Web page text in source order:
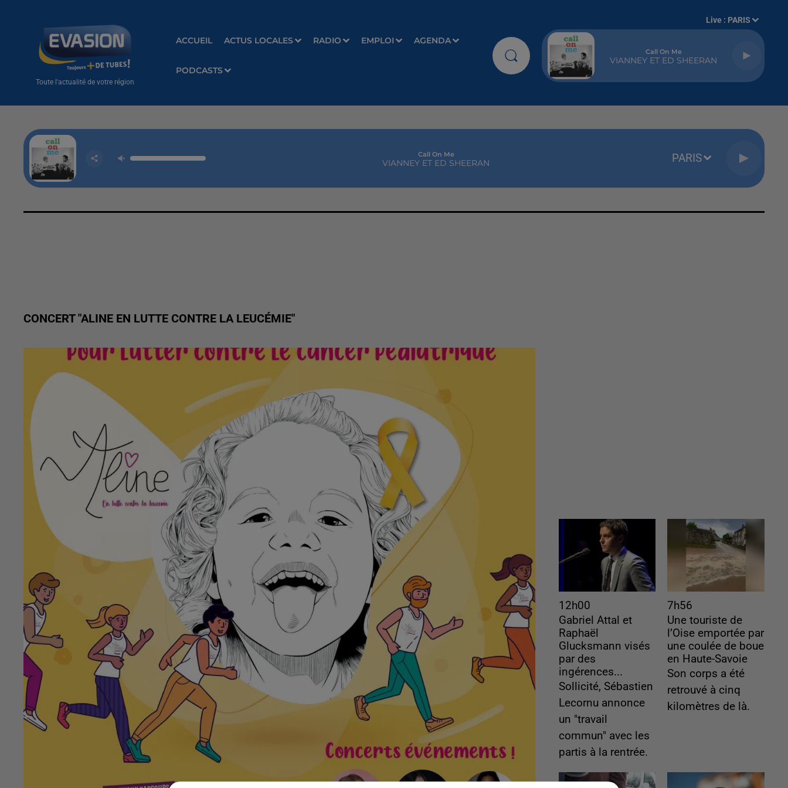
Toute l'actualité de votre région
ACCUEIL ACTUS LOCALES RADIO EMPLOI AGENDA
PODCASTS
Live : PARIS
Call On Me
VIANNEY ET ED SHEERAN
Call On Me
VIANNEY ET ED SHEERAN PARIS
CONCERT "ALINE EN LUTTE CONTRE LA LEUCÉMIE"
12h00
Gabriel Attal et
Raphaël
Glucksmann visés
par des
ingérences...
Sollicité, Sébastien
Lecornu annonce
un "travail
commun" avec les
partis à la rentrée.
7h56
Une touriste de
l’Oise emportée par
une coulée de boue
en Haute-Savoie
Son corps a été
retrouvé à cinq
kilomètres de là.